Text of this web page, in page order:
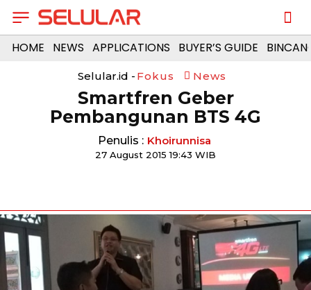
HOME NEWS APPLICATIONS BUYER’S GUIDE
Selular.id - Fokus News
Smartfren Geber
Pembangunan BTS 4G
Penulis : Khoirunnisa
27 August 2015 19:43 WIB